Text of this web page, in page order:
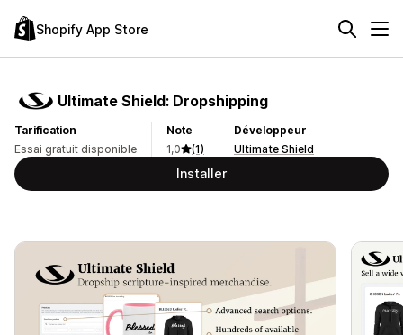
Shopify App Store
Ultimate Shield: Dropshipping
Tarification
Essai gratuit disponible
Note
1,0
(1)
Développeur
Ultimate Shield
Installer